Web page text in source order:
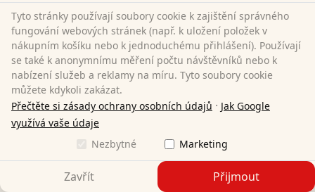
Tyto stránky používají soubory cookie k zajištění správného
fungování webových stránek (např. k uložení položek v
nákupním košíku nebo k jednoduchému přihlášení). Používají
se také k anonymnímu měření počtu návštěvníků nebo k
nabízení služeb a reklamy na míru. Tyto soubory cookie
můžete kdykoli zakázat.
Přečtěte si zásady ochrany osobních údajů · Jak Google
využívá vaše údaje
Nezbytné
Marketing
Zavřít Přijmout